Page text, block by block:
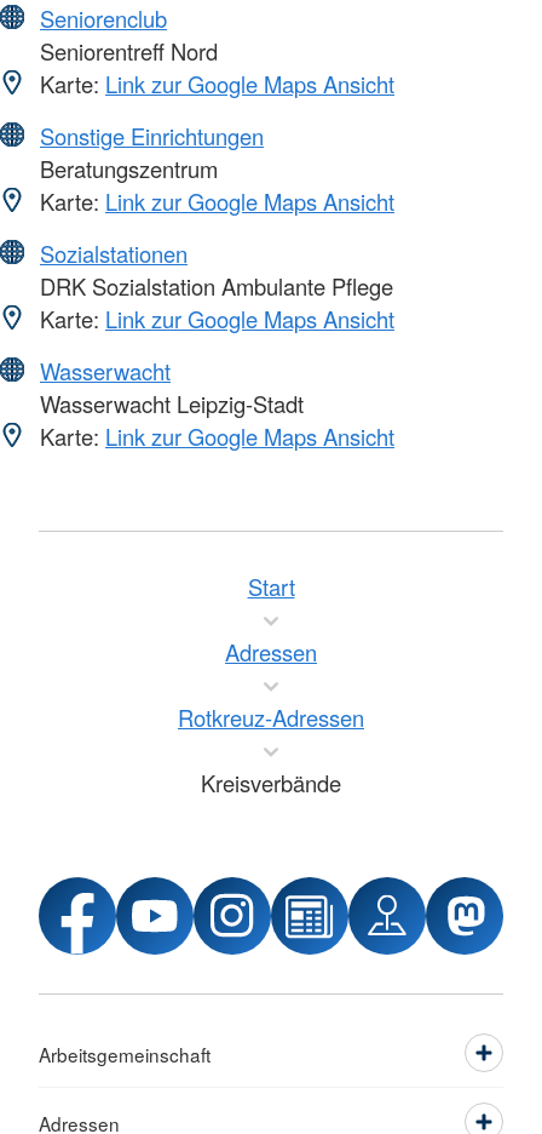
Seniorenclub
Seniorentreff Nord
Karte: Link zur Google Maps Ansicht
Sonstige Einrichtungen
Beratungszentrum
Karte: Link zur Google Maps Ansicht
Sozialstationen
DRK Sozialstation Ambulante Pflege
Karte: Link zur Google Maps Ansicht
Wasserwacht
Wasserwacht Leipzig-Stadt
Karte: Link zur Google Maps Ansicht
Start
Adressen
Rotkreuz-Adressen
Kreisverbände
Arbeitsgemeinschaft
Adressen